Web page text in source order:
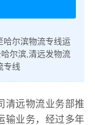
哈尔滨物流专线运
尔滨,清远发物流
专线
清远物流业务部推
输业务，经过多年